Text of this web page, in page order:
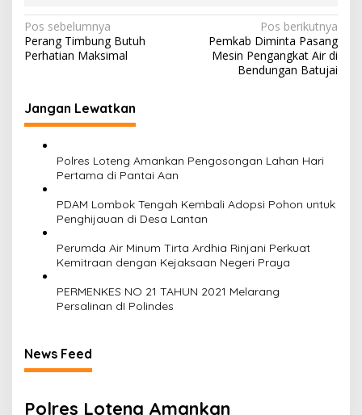
N
a
i
g
Pos sebelumnya
Perang Timbung Butuh
Perhatian Maksimal
Pos berikutnya
Pemkab Diminta Pasang
Mesin Pengangkat Air di
Bendungan Batujai
Jangan Lewatkan
‎Polres Loteng Amankan Pengosongan Lahan Hari
Pertama di Pantai Aan
PDAM Lombok Tengah Kembali Adopsi Pohon untuk
Penghijauan di Desa Lantan
Perumda Air Minum Tirta Ardhia Rinjani Perkuat
Kemitraan dengan Kejaksaan Negeri Praya
PERMENKES NO 21 TAHUN 2021 Melarang
Persalinan dI Polindes
News Feed
‎Polres Loteng Amankan